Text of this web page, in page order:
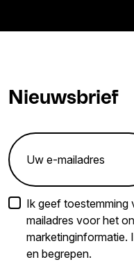
Nieuwsbrief
Ik geef toestemming
mailadres voor het
marketinginformatie.
en begrepen.